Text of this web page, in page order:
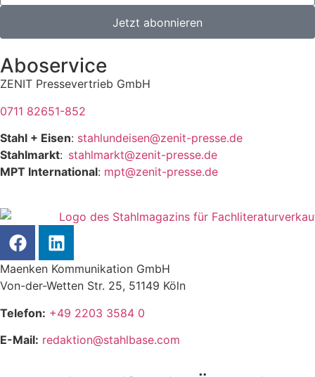
Jetzt abonnieren
Aboservice
ZENIT Pressevertrieb GmbH
0711 82651-852
Stahl + Eisen: stahlundeisen@zenit-presse.de
Stahlmarkt: stahlmarkt@zenit-presse.de
MPT International: mpt@zenit-presse.de
Maenken Kommunikation GmbH
Von-der-Wetten Str. 25, 51149 Köln
Telefon: +49 2203 3584 0
E-Mail: redaktion@stahlbase.com